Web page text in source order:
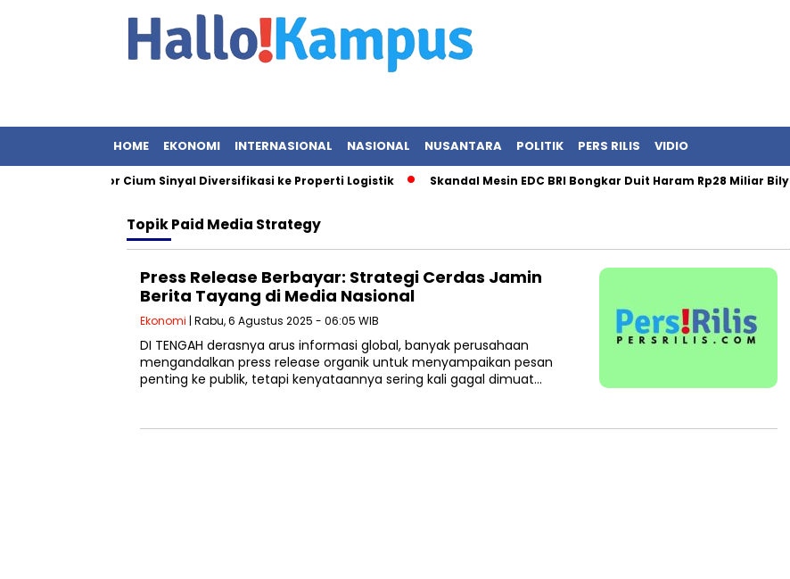
HOME EKONOMI INTERNASIONAL NASIONAL NUSANTARA POLITIK PERS RILIS VIDIO
Melesat, Investor Cium Sinyal Diversifikasi ke Properti Logistik Skandal Mesin EDC BRI Bongkar Duit Haram Rp28 Miliar Bilyet!
TopikPaid Media Strategy
Press Release Berbayar: Strategi Cerdas Jamin
Berita Tayang di Media Nasional
Ekonomi | Rabu, 6 Agustus 2025 - 06:05 WIB
DI TENGAH derasnya arus informasi global, banyak perusahaan
mengandalkan press release organik untuk menyampaikan pesan
penting ke publik, tetapi kenyataannya sering kali gagal dimuat…